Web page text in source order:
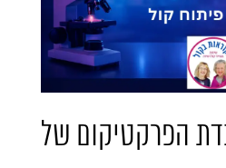
הפרקטיקום של